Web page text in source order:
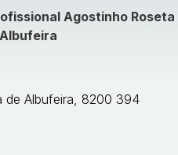
Agostinho Roseta
de Albufeira, 8200 394